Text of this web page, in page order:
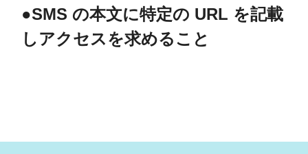
●SMS の本文に特定の URL を記載
しアクセスを求めること